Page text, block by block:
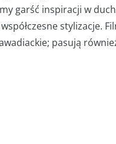
garść inspiracji w
stylizacje.
pasują